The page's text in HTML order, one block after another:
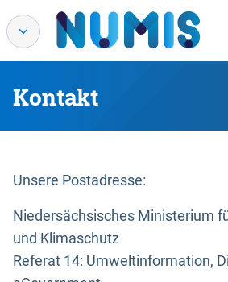
Kontakt
Unsere Postadresse:
Niedersächsisches Ministerium
und Klimaschutz
Referat 14: Umweltinformation,